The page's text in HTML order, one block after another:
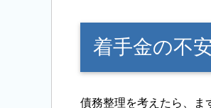
着手金の不
債務整理を考えたら、ま